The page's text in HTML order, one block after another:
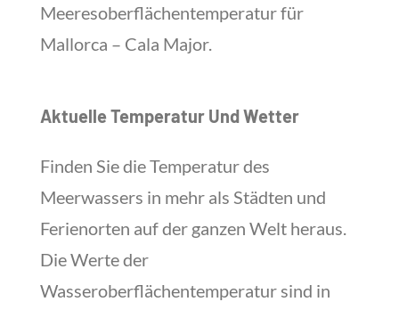
Meeresoberflächentemperatur für
Mallorca – Cala Major.
Aktuelle Temperatur Und Wetter
Finden Sie die Temperatur des
Meerwassers in mehr als Städten und
Ferienorten auf der ganzen Welt heraus.
Die Werte der
Wasseroberflächentemperatur sind in